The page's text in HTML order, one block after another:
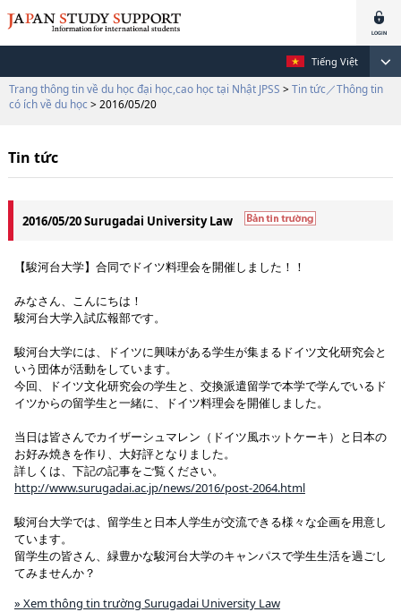
Tiếng Việt
Trang thông tin về du học đại học,cao học tại Nhật JPSS > Tin tức／Thông tin
có ích về du học > 2016/05/20
Tin tức
2016/05/20 Surugadai University Law
【駿河台大学】合同でドイツ料理会を開催しました！！
みなさん、こんにちは！
駿河台大学入試広報部です。
駿河台大学には、ドイツに興味がある学生が集まるドイツ文化研究会と
いう団体が活動をしています。
今回、ドイツ文化研究会の学生と、交換派遣留学で本学で学んでいるド
イツからの留学生と一緒に、ドイツ料理会を開催しました。
当日は皆さんでカイザーシュマレン（ドイツ風ホットケーキ）と日本の
お好み焼きを作り、大好評となりました。
詳しくは、下記の記事をご覧ください。
http://www.surugadai.ac.jp/news/2016/post-2064.html
駿河台大学では、留学生と日本人学生が交流できる様々な企画を用意し
ています。
留学生の皆さん、緑豊かな駿河台大学のキャンパスで学生生活を過ごし
てみませんか？
» Xem thông tin trường Surugadai University Law